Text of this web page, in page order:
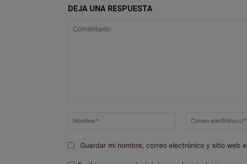
DEJA UNA RESPUESTA
Nombre:*
Guardar mi nombre, correo electrónico y sitio web